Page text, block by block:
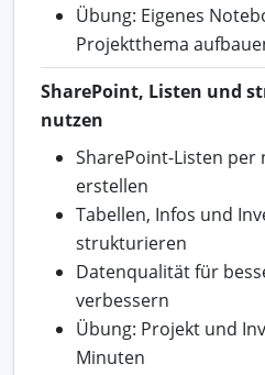
Übung: Eigenes
Projektthema
SharePoint, Listen und
nutzen
SharePoint-Listen
erstellen
Tabellen, Infos und
strukturieren
Datenqualität für
verbessern
Übung: Projekt und
Minuten